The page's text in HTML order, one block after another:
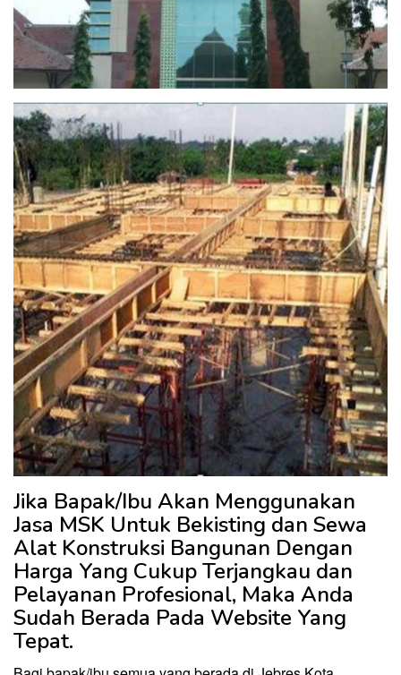
Jika Bapak/Ibu Akan Menggunakan
Jasa MSK Untuk Bekisting dan Sewa
Alat Konstruksi Bangunan Dengan
Harga Yang Cukup Terjangkau dan
Pelayanan Profesional, Maka Anda
Sudah Berada Pada Website Yang
Tepat.